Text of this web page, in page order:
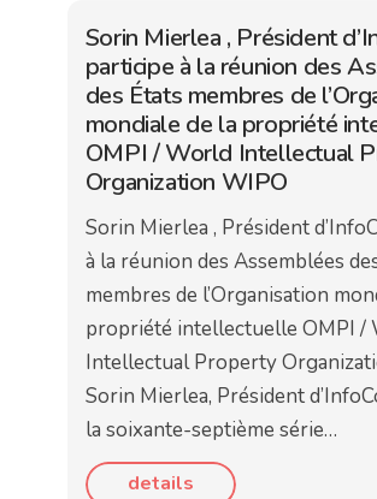
Sorin Mierlea , Président
participe à la réunion des
des États membres de
mondiale de la propriété
OMPI / World Intellectual
Organization WIPO
Sorin Mierlea , Président
à la réunion des Assemblées
membres de l’Organisation
propriété intellectuelle OMPI /
Intellectual Property
Sorin Mierlea, Président
la soixante-septième série…
details